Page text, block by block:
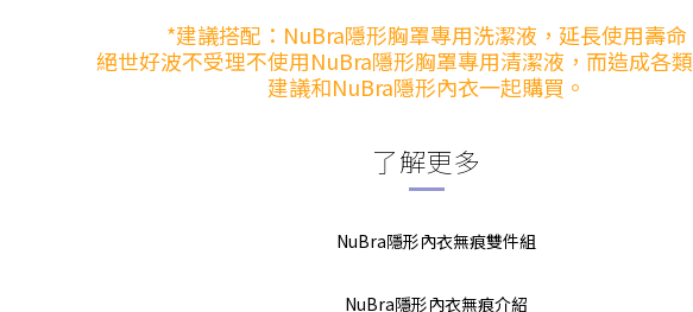
*建議搭配：NuBra隱形胸罩專用洗潔液，延長使用壽命
絕世好波不受理不使用NuBra隱形胸罩專用清潔液，而造成各
建議和NuBra隱形內衣一起購買。
了解更多